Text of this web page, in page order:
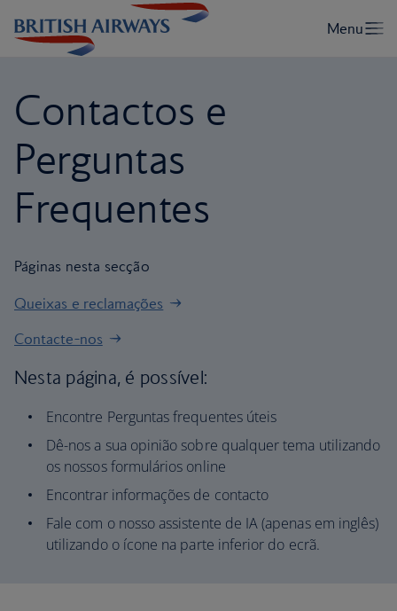
Contactos e
Perguntas
Frequentes
Páginas nesta secção
Queixas e reclamações
Contacte-nos
Nesta página, é possível:
Encontre Perguntas frequentes úteis
Dê-nos a sua opinião sobre qualquer tema utilizando
os nossos formulários online
Encontrar informações de contacto
Fale com o nosso assistente de IA (apenas em inglês)
utilizando o ícone na parte inferior do ecrã.